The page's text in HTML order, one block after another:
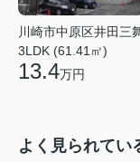
川崎市中原区井田三
3LDK (61.41㎡)
13.4万円
よく見られてい